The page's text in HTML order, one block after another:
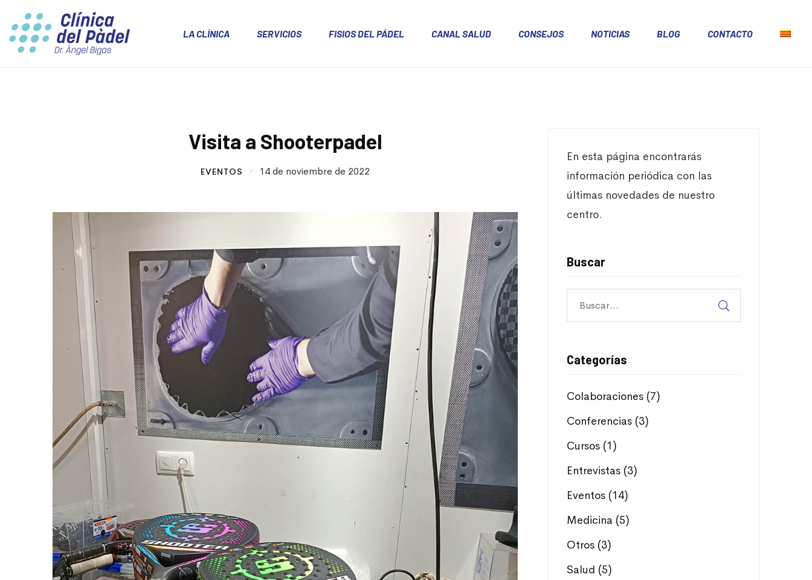
LA CLÍNICA SERVICIOS FISIOS DEL PÁDEL CANAL SALUD CONSEJOS NOTICIAS BLOG CONTACTO
Visita a Shooterpadel
EVENTOS 14 de noviembre de 2022
En esta página encontrarás
información periódica con las
últimas novedades de nuestro
centro.
Buscar
Categorías
Colaboraciones (7)
Conferencias (3)
Cursos (1)
Entrevistas (3)
Eventos (14)
Medicina (5)
Otros (3)
Salud (5)